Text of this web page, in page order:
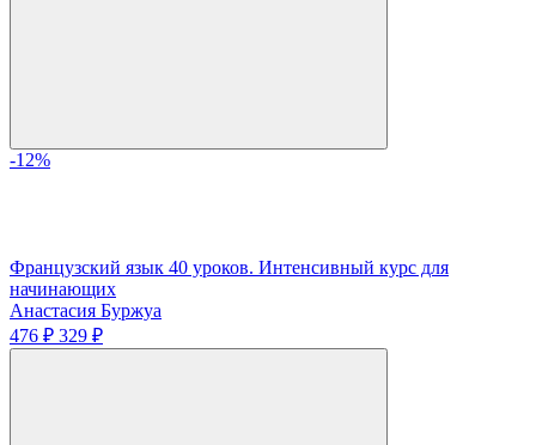
-12%
Французский язык 40 уроков. Интенсивный курс для
начинающих
Анастасия Буржуа
476 ₽ 329 ₽